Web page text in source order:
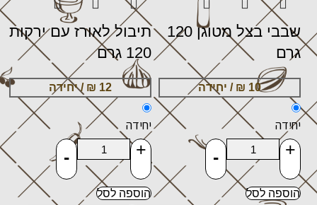
שבבי בצל מטוגן 120
גרם
יחידה
+
-
הוספה לסל
תיבול לאורז עם ירקות
120 גרם
יחידה
+
-
הוספה לסל